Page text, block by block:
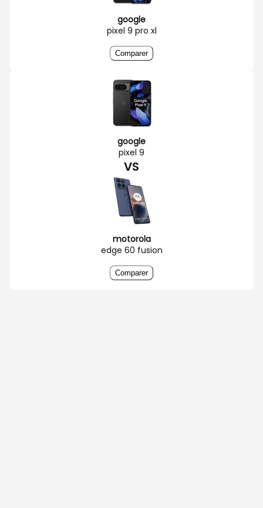
google
pixel 9 pro xl
Comparer
google
pixel 9
VS
motorola
edge 60 fusion
Comparer